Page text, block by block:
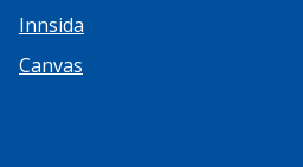
Innsida
Canvas